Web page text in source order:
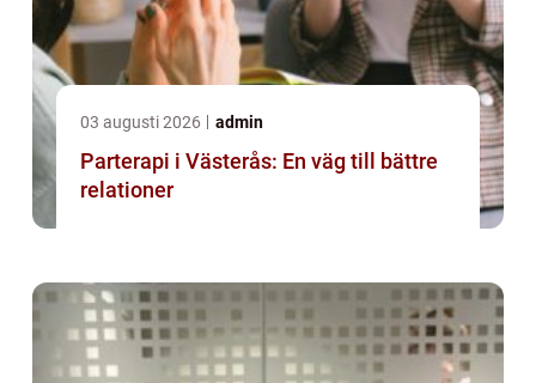
03 augusti 2026 admin
Parterapi i Västerås: En väg till bättre
relationer